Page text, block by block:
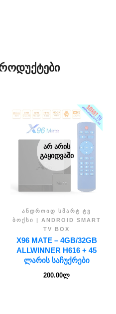
ᲐᲠ ᲐᲠᲘᲡ
ᲒᲐᲧᲘᲓᲕᲐᲨᲘ
ᲐᲜᲓᲠᲝᲘᲓ ᲡᲛᲐᲠᲢ ᲢᲕ
ᲑᲝᲥᲡᲘ | ANDROID SMART
TV BOX
X96 MATE – 4GB/32GB
ALLWINNER H616 + 45
ᲚᲐᲠᲘᲡ ᲡᲐᲩᲣᲥᲠᲔᲑᲘ
200.00ლ